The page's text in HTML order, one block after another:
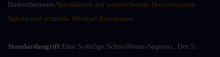
Datenüberreste.Spezialisiert auf weitreichende Hochfrequenz-
Salven und schnelle Wechsel-Rotationen.
Standardangriff:Eine 5-stufige Schnellfeuer-Sequenz. Der 5.